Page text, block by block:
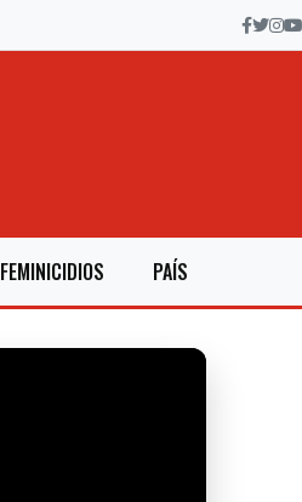
FEMINICIDIOS PAÍS